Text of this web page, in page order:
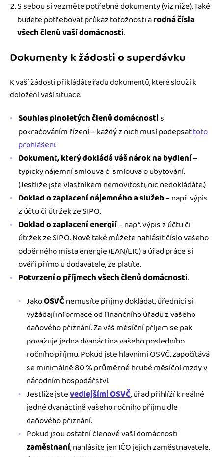
S sebou si vezměte potřebné dokumenty (viz níže). Také
budete potřebovat průkaz totožnosti arodná čísla
všech členů vaší domácnosti.
Dokumenty k žádosti o superdávku
K vaší žádosti přikládáte řadu dokumentů, které slouží k
doložení vaší situace.
Souhlas plnoletých členů domácnostis
pokračováním řízení – každý z nich musí podepsattoto
prohlášení.
Dokument, který dokládá váš nárok na bydlení–
typicky nájemní smlouva či smlouva o ubytování.
(Jestliže jste vlastníkem nemovitosti, nic nedokládáte.)
Doklad o zaplacení nájemného a služeb– např. výpis
z účtu či útržek ze SIPO.
Doklad o zaplacení energií– např. výpis z účtu či
útržek ze SIPO. Nově také můžete nahlásit číslo vašeho
odběrného místa energie (EAN/EIC) a úřad práce si
ověří přímo u dodavatele, že platíte.
Potvrzení o příjmech všech členů domácnosti.
JakoOSVČnemusíte příjmy dokládat, úředníci si
vyžádají informace od finančního úřadu z vašeho
daňového přiznání. Za váš měsíční příjem se pak
považuje jedna dvanáctina vašeho posledního
ročního příjmu. Pokud jste hlavními OSVČ, započítává
se minimálně 80 % průměrné hrubé měsíční mzdy v
národním hospodářství.
Jestliže jstevedlejšími OSVČ, úřad přihlíží k reálné
jedné dvanáctině vašeho ročního příjmu dle
daňového přiznání.
Pokud jsou ostatní členové vaší domácnosti
zaměstnaní, nahlásíte jen IČO jejich zaměstnavatele.